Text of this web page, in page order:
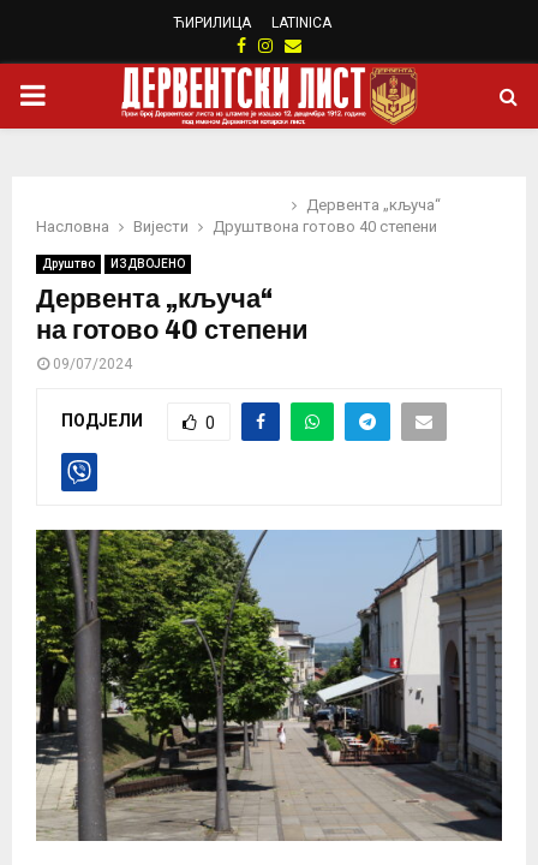
ЋИРИЛИЦА LATINICA
Facebook
Instagram
Email
PRIMARY
Насловна Вијести Друштво
Дервента „кључа“
на готово 40 степени
Друштво ИЗДВОЈЕНО
Дервента „кључа“
на готово 40 степени
09/07/2024
ПОДЈЕЛИ 0